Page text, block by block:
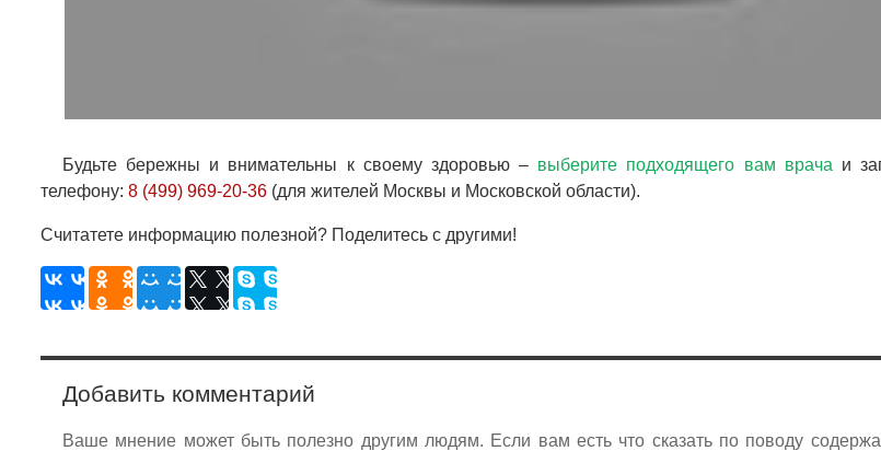
Будьте бережны и внимательны к своему здоровью – выберите подходящего вам врача и
телефону: 8 (499) 969-20-36 (для жителей Москвы и Московской области).
Считатете информацию полезной? Поделитесь с другими!
Добавить комментарий
Ваше мнение может быть полезно другим людям. Если вам есть что сказать по поводу